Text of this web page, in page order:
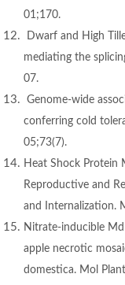
01;170.
Dwarf and High
mediating the
07.
Genome-wide
conferring cold
05;73(7).
Heat Shock Protein
Reproductive and
and Internalization.
Nitrate-inducible
apple necrotic
domestica. Mol